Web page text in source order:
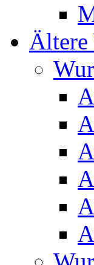
Ältere